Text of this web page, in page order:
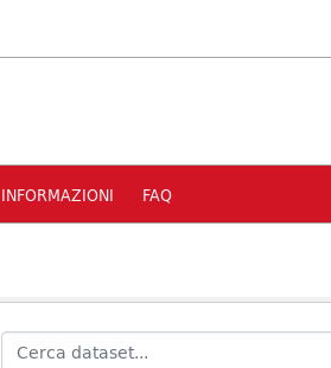
INFORMAZIONI FAQ